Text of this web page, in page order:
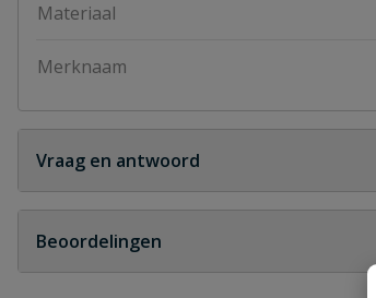
Materiaal
Merknaam
Vraag en antwoord
Geen vragen
Beoordelingen